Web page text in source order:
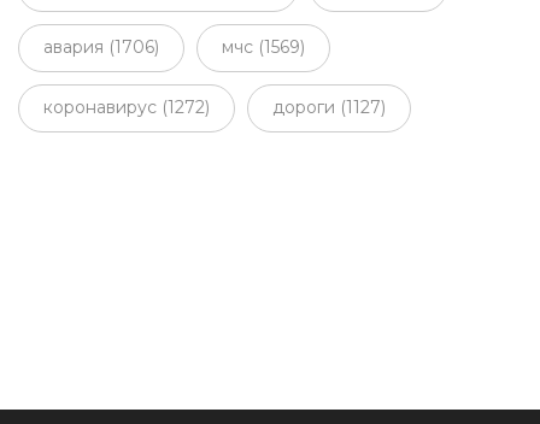
авария (1706) мчс (1569)
коронавирус (1272) дороги (1127)